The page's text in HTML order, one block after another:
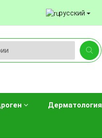
русский
Дерматология